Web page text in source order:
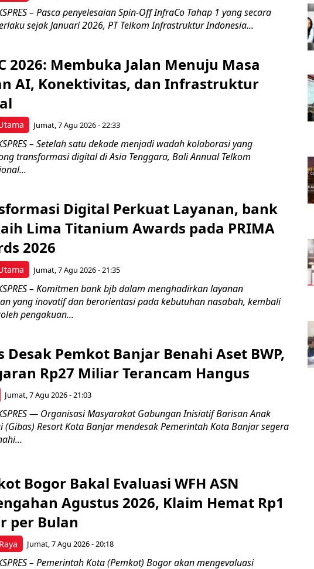
– Pasca penyelesaian Spin-Off InfraCo Tahap 1 yang secara
sejak Januari 2026, PT Telkom Infrastruktur Indonesia...
2026: Membuka Jalan Menuju Masa
AI, Konektivitas, dan Infrastruktur
Jumat, 7 Agu 2026 - 22:33
– Setelah satu dekade menjadi wadah kolaborasi yang
transformasi digital di Asia Tenggara, Bali Annual Telkom
Digital Perkuat Layanan, bank
Lima Titanium Awards pada PRIMA
2026
Jumat, 7 Agu 2026 - 21:35
– Komitmen bank bjb dalam menghadirkan layanan
yang inovatif dan berorientasi pada kebutuhan nasabah, kembali
pengakuan...
Desak Pemkot Banjar Benahi Aset BWP,
Rp27 Miliar Terancam Hangus
Jumat, 7 Agu 2026 - 21:03
— Organisasi Masyarakat Gabungan Inisiatif Barisan Anak
(Gibas) Resort Kota Banjar mendesak Pemerintah Kota Banjar segera
Bogor Bakal Evaluasi WFH ASN
Agustus 2026, Klaim Hemat Rp1
per Bulan
Jumat, 7 Agu 2026 - 20:18
– Pemerintah Kota (Pemkot) Bogor akan mengevaluasi